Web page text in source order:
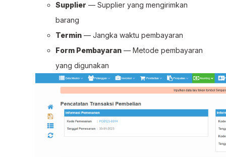
Supplier — Supplier yang mengirimkan
barang
Termin — Jangka waktu pembayaran
Form Pembayaran — Metode pembayaran
yang digunakan